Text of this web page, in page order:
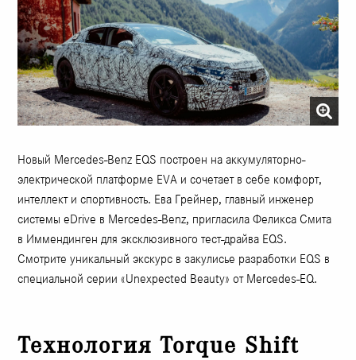
Новый Mercedes-Benz EQS построен на аккумуляторно-
электрической платформе EVA и сочетает в себе комфорт,
интеллект и спортивность. Ева Грейнер, главный инженер
системы eDrive в Mercedes-Benz, пригласила Феликса Смита
в Иммендинген для эксклюзивного тест-драйва EQS.
Смотрите уникальный экскурс в закулисье разработки EQS в
специальной серии «Unexpected Beauty» от Mercedes-EQ.
Технология Torque Shift